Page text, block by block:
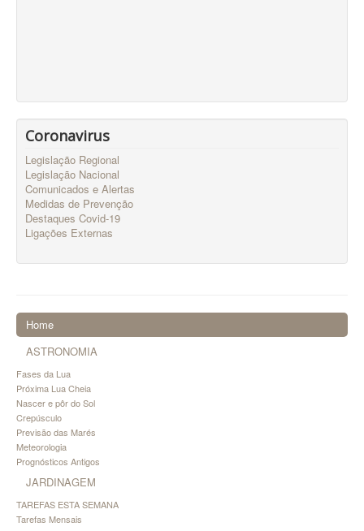
Coronavirus
Legislação Regional
Legislação Nacional
Comunicados e Alertas
Medidas de Prevenção
Destaques Covid-19
Ligações Externas
Home
ASTRONOMIA
Fases da Lua
Próxima Lua Cheia
Nascer e pôr do Sol
Crepúsculo
Previsão das Marés
Meteorologia
Prognósticos Antigos
JARDINAGEM
TAREFAS ESTA SEMANA
Tarefas Mensais